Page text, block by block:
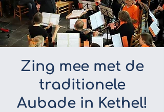
Zing mee met de
traditionele
Aubade in Kethel!